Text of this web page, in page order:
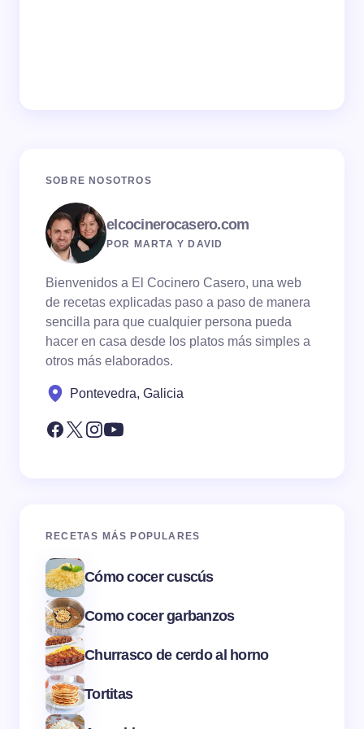
SOBRE NOSOTROS
elcocinerocasero.com
POR MARTA Y DAVID
Bienvenidos a El Cocinero Casero, una web
de recetas explicadas paso a paso de manera
sencilla para que cualquier persona pueda
hacer en casa desde los platos más simples a
otros más elaborados.
Pontevedra, Galicia
RECETAS MÁS POPULARES
Cómo cocer cuscús
Como cocer garbanzos
Churrasco de cerdo al horno
Tortitas